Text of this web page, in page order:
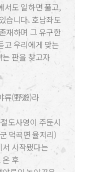
서도 일하면 풀고,
습니다. 호남좌도
재하며 그 유구한
고 우리에게 맞는
판을 찾고자
류(野遊)라
도사영이 주둔시
덕곡면 율지리)
시작됐다는
후